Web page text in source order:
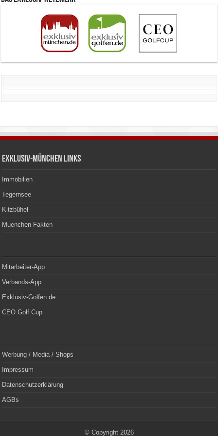
Exklusiv-München Links
Immobilien
Tegernsee
Kitzbühel
Muenchen Fakten
Mitarbeiter-App
Verbands-App
Exklusiv-Golfen.de
CEO Golf Cup
Werbung / Media / Shops
Impressum
Datenschutzerklärung
AGBs
© Copyright 2026